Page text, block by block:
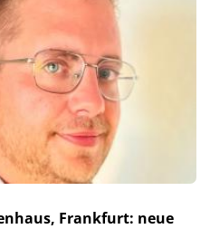
Frankfurt: neue